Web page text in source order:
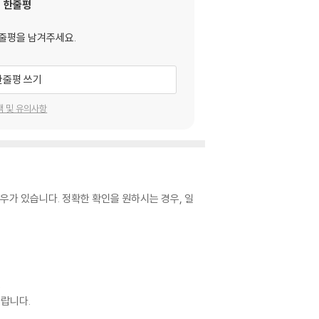
한줄평
평을 남겨주세요.
줄평 쓰기
및 유의사항
가 있습니다. 정확한 확인을 원하시는 경우, 일
니다.